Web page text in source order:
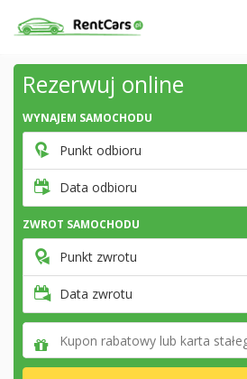
Rezerwuj online
WYNAJEM SAMOCHODU
Punkt odbioru
Data odbioru
ZWROT SAMOCHODU
Punkt zwrotu
Data zwrotu